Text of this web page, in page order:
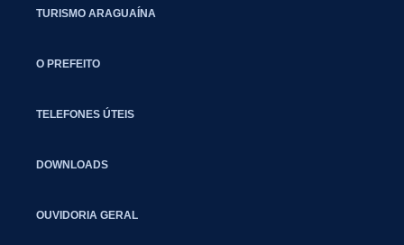
TURISMO ARAGUAÍNA
O PREFEITO
TELEFONES ÚTEIS
DOWNLOADS
OUVIDORIA GERAL